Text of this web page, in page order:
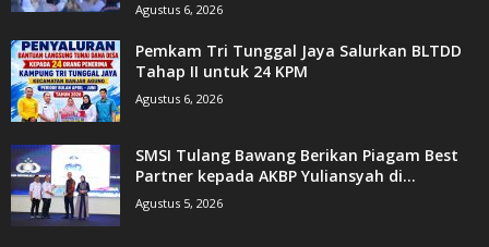
Agustus 6, 2026
Pemkam Tri Tunggal Jaya Salurkan BLTDD
Tahap II untuk 24 KPM
Agustus 6, 2026
SMSI Tulang Bawang Berikan Piagam Best
Partner kepada AKBP Yuliansyah di...
Agustus 5, 2026